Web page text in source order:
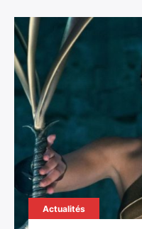
Actualités